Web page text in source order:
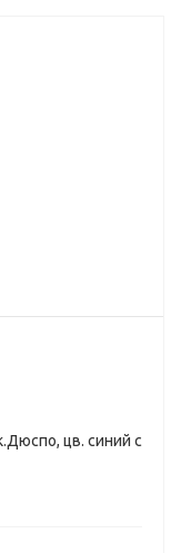
цв. синий с